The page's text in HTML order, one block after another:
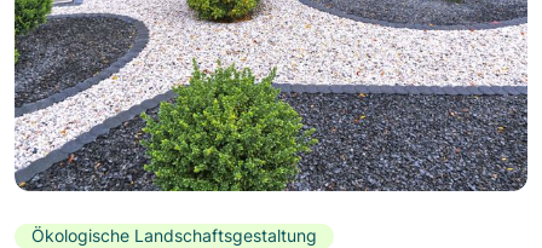
Ökologische Landschaftsgestaltung